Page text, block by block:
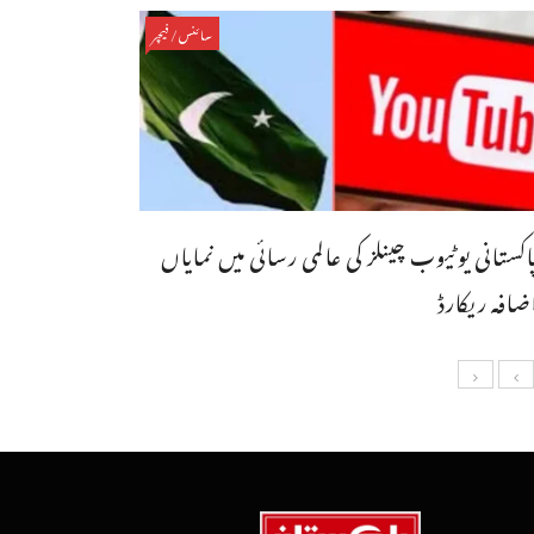
سائنس/فیچر
یوٹیوب چینلز کی عالمی رسائی میں نمایاں
ریکارڈ